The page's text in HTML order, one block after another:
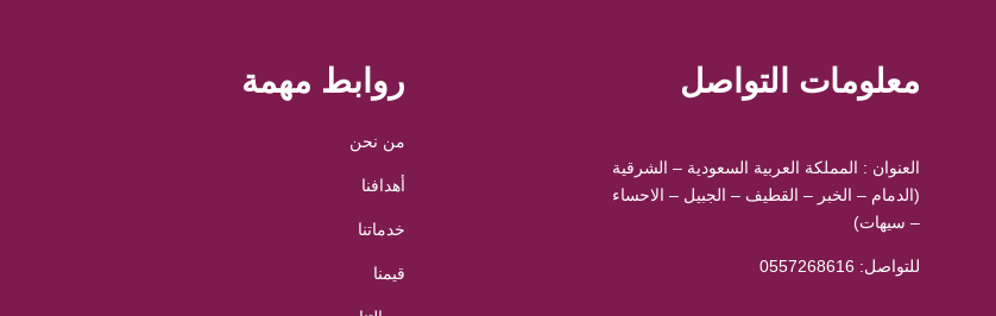
روابط مهمة
من نحن
أهدافنا
خدماتنا
قيمنا
معلومات التواصل
العنوان : المملكة العربية السعودية – الشرقية
(الدمام – الخبر – القطيف – الجبيل – الاحساء
– سيهات)
للتواصل: ⁦ 0557268616